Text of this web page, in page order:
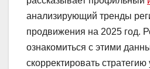
анализирующий тренды
продвижения на 2025 год.
ознакомиться с этими
скорректировать